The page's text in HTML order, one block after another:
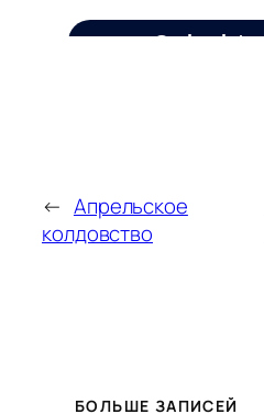
← Апрельское
колдовство
БОЛЬШЕ ЗАПИСЕЙ